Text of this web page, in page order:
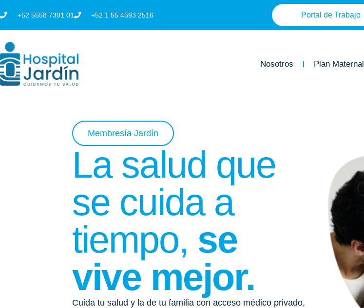
al
contenido
+52 5558 7301 01 +52 1 55 4593 2516 Portal de Trabajo
Nosotros Plan Maternal
Membresía Jardín
La salud que
se cuida a
tiempo, se
vive mejor.
Cuida tu salud y la de tu familia con acceso médico privado,